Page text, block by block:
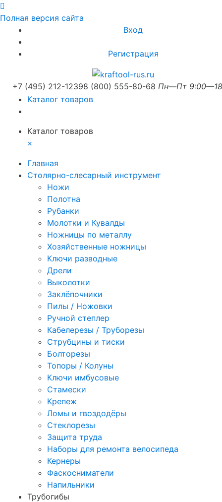
Полная версия сайта
Вход
Регистрация
+7 (495) 212-12398 (800) 555-80-68 Пн—Пт
Каталог товаров
Каталог товаров
×
Главная
Столярно-слесарный инструмент
Ножи
Полотна
Рубанки
Молотки и Кувалды
Ножницы по металлу
Хозяйственные ножницы
Ключи разводные
Дрели
Выколотки
Заклёпочники
Пилы / Ножовки
Ручной степлер
Кабелерезы / Труборезы
Струбцины и тиски
Болторезы
Топоры / Колуны
Ключи имбусовые
Стамески
Крепеж
Ломы и гвоздодёры
Стеклорезы
Защита труда
Наборы для ремонта велосипеда
Кернеры
Фаскосниматели
Напильники
Трубогибы